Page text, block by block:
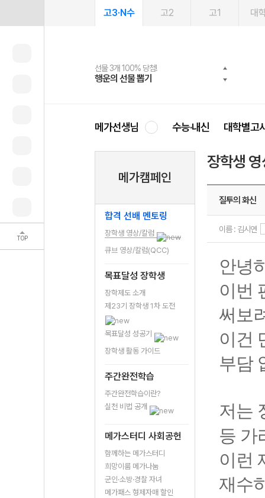
TOP
고3·N수 고2 고1 대
선물 3개 100% 당첨!
행운의 선물 뽑기
선물 100% 증정!
메가스터디 X 올리브
여름방학 스터디 캐시백
메가런 썸머스쿨
2027 러셀 단과
강사 공개선발
스마트러닝앱
설문 EVENT
메가패스
3일 무료 체험권
메가패스 수강생 무료혜택!
메가클럽 멤버십
사회공헌 캠페인
희망이룸 메가나눔
메가선생님 수능·내신 대학별고
메가캠페인
합격 선배 멘토링
장학생 영상/칼럼
큐브 영상/칼럼(QCC)
목표달성 장학생
장학제도 소개
제23기 장학생 1차 도전
목표달성 성공기
장학생 활동 가이드
주간완전학습
주간완전학습이란?
실천 비법 공개
메가스터디 사회공헌
함께하는 메가스터디
희망이룸 메가나눔
군인·소방·경찰 자녀
메가패스 형제자매 할인
장학생
질투의 화신
이름 : 김시연
안녕
이번
써보
이건
부담
저는
등 가
이런
재수